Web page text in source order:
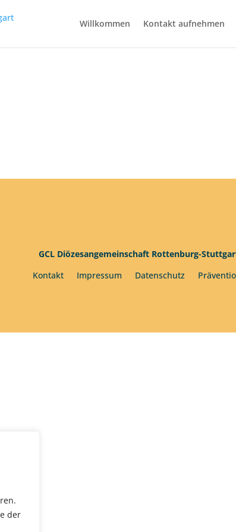
der
Willkommen Kontakt aufnehmen
GCL Diözesangemeinschaft Rottenburg-
Kontakt
Impressum Datenschutz